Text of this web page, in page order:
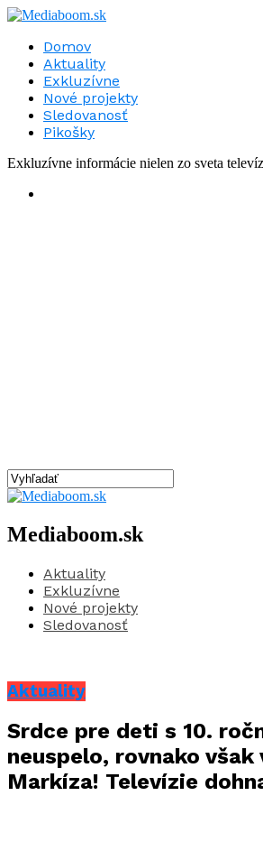
Domov
Aktuality
Exkluzívne
Nové projekty
Sledovanosť
Pikošky
Exkluzívne informácie nielen zo sveta
Mediaboom.sk
Aktuality
Exkluzívne
Nové projekty
Sledovanosť
Aktuality
Srdce pre deti s 10.
neuspelo, rovnako však
Markíza! Televízie